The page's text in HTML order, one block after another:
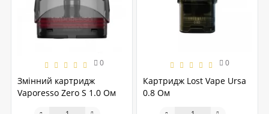
0
Змінний картридж
Vaporesso Zero S 1.0 Ом
0
Картридж Lost Vape Ursa
0.8 Ом